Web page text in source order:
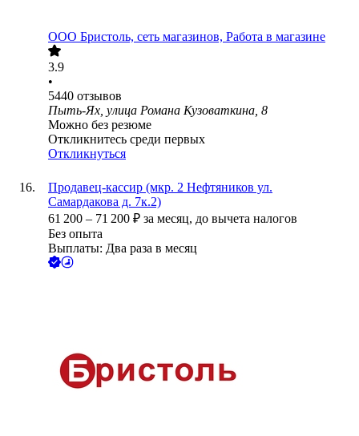
ООО Бристоль, сеть магазинов, Работа в магазине
3.9
•
5440 отзывов
Пыть-Ях, улица Романа Кузоваткина, 8
Можно без резюме
Откликнитесь среди первых
Откликнуться
Продавец-кассир (мкр. 2 Нефтяников ул.
Самардакова д. 7к.2)
61 200 – 71 200 ₽ за месяц, до вычета налогов
Без опыта
Выплаты: Два раза в месяц